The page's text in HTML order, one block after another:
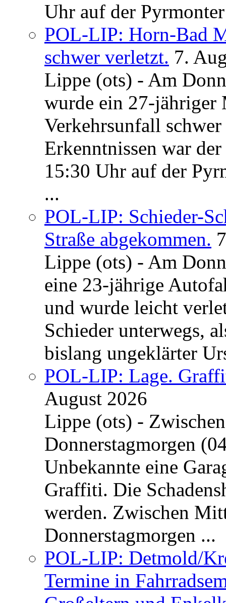
Uhr auf der
POL-LIP: Horn-Bad
schwer verletzt. 7.
Lippe (ots) - Am
wurde ein 27-jähriger
Verkehrsunfall
Erkenntnissen war
15:30 Uhr auf der
...
POL-LIP: Schieder-
Straße abgekommen.
Lippe (ots) - Am
eine 23-jährige
und wurde leicht
Schieder unterwegs,
bislang ungeklärter
POL-LIP: Lage.
August 2026
Lippe (ots) -
Donnerstagmorgen
Unbekannte eine
Graffiti. Die
werden. Zwischen
Donnerstagmorgen ...
POL-LIP: Detmold/
Termine in